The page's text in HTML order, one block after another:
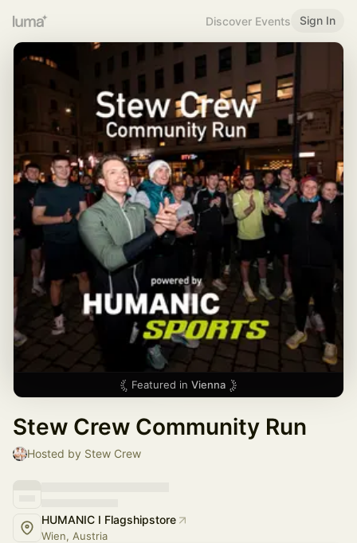
Discover Events Sign In
Featured in Vienna
Stew Crew Community Run
Hosted by Stew Crew
HUMANIC I Flagshipstore
Wien, Austria